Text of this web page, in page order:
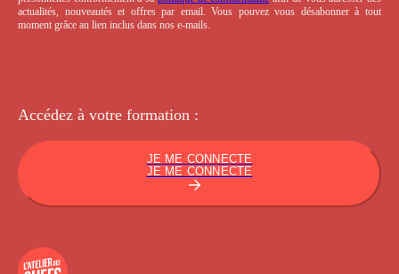
actualités, nouveautés et offres par email. Vous pouvez vous désabonner à tout
moment grâce au lien inclus dans nos e-mails.
Accédez à votre formation :
JE ME CONNECTE
JE ME CONNECTE